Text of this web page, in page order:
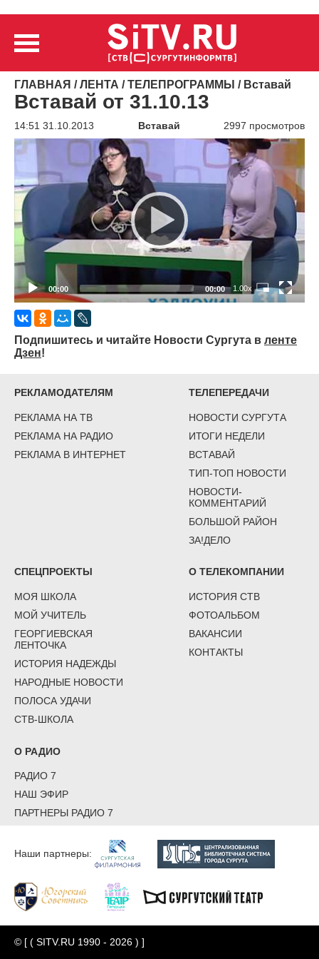
ГЛАВНАЯ /ЛЕНТА /ТЕЛЕПРОГРАММЫ / Вставай
Вставай от 31.10.13
14:51 31.10.2013 Вставай 2997 просмотров
Видеоплеер
00:00 00:00 1.00x
Подпишитесь и читайте Новости Сургута в ленте
Дзен!
РЕКЛАМОДАТЕЛЯМ
РЕКЛАМА НА ТВ
РЕКЛАМА НА РАДИО
РЕКЛАМА В ИНТЕРНЕТ
ТЕЛЕПЕРЕДАЧИ
НОВОСТИ СУРГУТА
ИТОГИ НЕДЕЛИ
ВСТАВАЙ
ТИП-ТОП НОВОСТИ
НОВОСТИ-
КОММЕНТАРИЙ
БОЛЬШОЙ РАЙОН
ЗА!ДЕЛО
СПЕЦПРОЕКТЫ
МОЯ ШКОЛА
МОЙ УЧИТЕЛЬ
ГЕОРГИЕВСКАЯ
ЛЕНТОЧКА
ИСТОРИЯ НАДЕЖДЫ
НАРОДНЫЕ НОВОСТИ
ПОЛОСА УДАЧИ
СТВ-ШКОЛА
О ТЕЛЕКОМПАНИИ
ИСТОРИЯ СТВ
ФОТОАЛЬБОМ
ВАКАНСИИ
КОНТАКТЫ
О РАДИО
РАДИО 7
НАШ ЭФИР
ПАРТНЕРЫ РАДИО 7
Наши партнеры:
© [ ( SITV.RU 1990 - 2026 ) ]